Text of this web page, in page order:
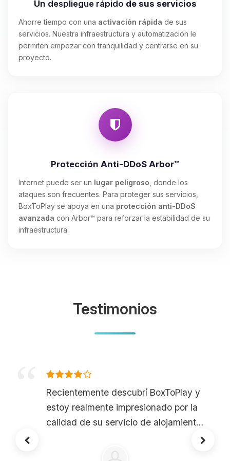
Un despliegue rápido de sus servicios
Ahorre tiempo con una activación rápida de sus
servicios. Nuestra infraestructura y automatización le
permiten empezar con tranquilidad y centrarse en su
proyecto.
Protección Anti-DDoS Arbor™
Internet puede ser un lugar peligroso , donde los
ataques son frecuentes. Para proteger sus servicios,
BoxToPlay se apoya en una protección anti-DDoS
avanzada con Arbor™ para reforzar la estabilidad de su
infraestructura.
Testimonios
Recientemente descubrí BoxToPlay y
estoy realmente impresionado por la
calidad de su servicio de alojamiento
la oferta Leviathan, ¡y la potencia de